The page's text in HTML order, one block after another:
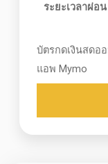
ระยะเวลาผ่อน
บัตรกดเงินสดอ
แอพ Mymo